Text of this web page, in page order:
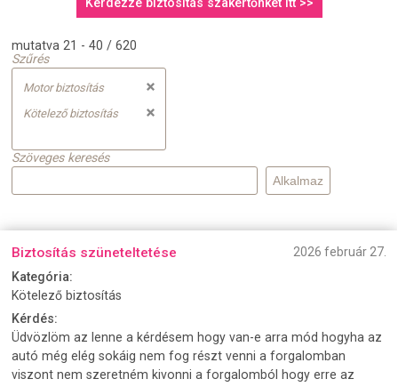
Kérdezze biztosítás szakértőnket itt >>
mutatva 21 - 40 / 620
Szűrés
Motor biztosítás
Kötelező biztosítás
Szöveges keresés
Biztosítás szüneteltetése
2026 február 27.
Kategória:
Kötelező biztosítás
Kérdés:
Üdvözlöm az lenne a kérdésem hogy van-e arra mód hogyha az
autó még elég sokáig nem fog részt venni a forgalomban
viszont nem szeretném kivonni a forgalomból hogy erre az